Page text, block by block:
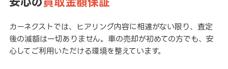
カーネクストでは、ヒアリング内容に相違がない限り、査定
後の減額は一切ありません。車の売却が初めての方でも、安
心してご利用いただける環境を整えています。